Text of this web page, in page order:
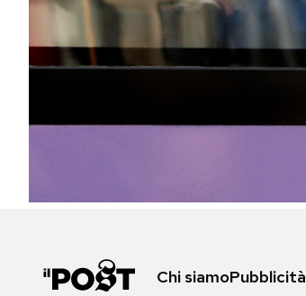
I MIEI PREFERITI
Area Personale
Newsletter
Chi siamoPubblicità